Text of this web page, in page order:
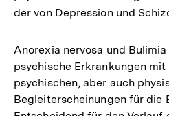
der von Depression und
Anorexia nervosa und
psychische Erkrankungen
psychischen, aber auch
Begleiterscheinungen für die